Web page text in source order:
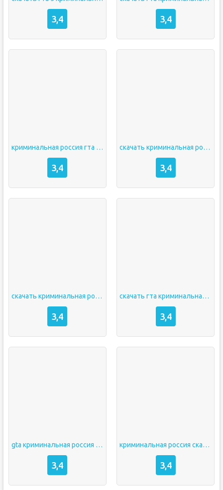
3,4 3,4
криминальная россия гта скачать
3,4
скачать криминальная россия
3,4
скачать криминальная россия гта
3,4
скачать гта криминальная россия
3,4
gta криминальная россия скачать
3,4
криминальная россия скачать
3,4